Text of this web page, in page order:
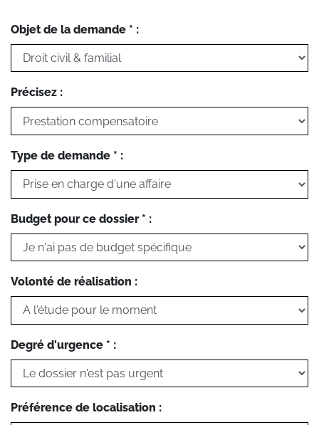
Objet de la demande * :
Précisez :
Type de demande * :
Budget pour ce dossier * :
Volonté de réalisation :
Degré d'urgence * :
Préférence de localisation :